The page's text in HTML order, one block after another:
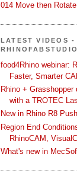
014 Move then Rotate
LATEST VIDEOS -
RHINOFABSTUDIO
food4Rhino webinar:
Faster, Smarter
Rhino +
with a TROTEC
New in Rhino R8
Region End
RhinoCAM,
What's new in